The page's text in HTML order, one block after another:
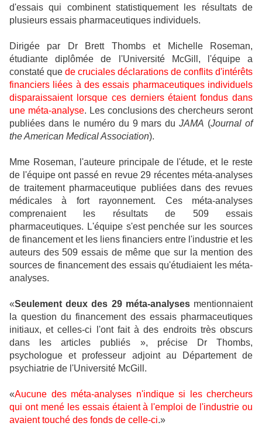
d'essais qui combinent statistiquement les résultats de
plusieurs essais pharmaceutiques individuels.
Dirigée par Dr Brett Thombs et Michelle Roseman,
étudiante diplômée de l'Université McGill, l'équipe a
constaté que de cruciales déclarations de conflits d'intérêts
financiers liées à des essais pharmaceutiques individuels
disparaissaient lorsque ces derniers étaient fondus dans
une méta-analyse. Les conclusions des chercheurs seront
publiées dans le numéro du 9 mars duJAMA (Journal of
the American Medical Association).
Mme Roseman, l'auteure principale de l'étude, et le reste
de l'équipe ont passé en revue 29 récentes méta-analyses
de traitement pharmaceutique publiées dans des revues
médicales à fort rayonnement. Ces méta-analyses
comprenaient les résultats de 509 essais
pharmaceutiques. L'équipe s'est penchée sur les sources
de financement et les liens financiers entre l'industrie et les
auteurs des 509 essais de même que sur la mention des
sources de financement des essais qu'étudiaient les méta-
analyses.
«Seulement deux des 29 méta-analysesmentionnaient
la question du financement des essais pharmaceutiques
initiaux, et celles-ci l'ont fait à des endroits très obscurs
dans les articles publiés », précise Dr Thombs,
psychologue et professeur adjoint au Département de
psychiatrie de l'Université McGill.
«Aucune des méta-analyses n'indique si les chercheurs
qui ont mené les essais étaient à l'emploi de l'industrie ou
avaient touché des fonds de celle-ci.»